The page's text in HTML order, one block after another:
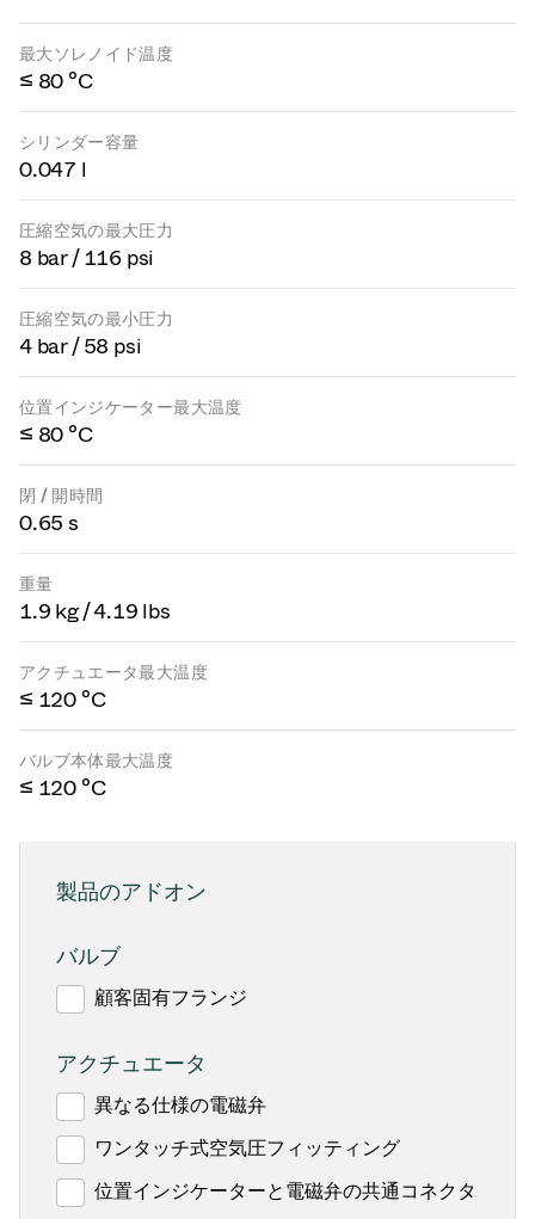
最大ソレノイド温度
≤ 80 °C
シリンダー容量
0.047 l
圧縮空気の最大圧力
8 bar / 116 psi
圧縮空気の最小圧力
4 bar / 58 psi
位置インジケーター最大温度
≤ 80 °C
閉 / 開時間
0.65 s
重量
1.9 kg / 4.19 lbs
アクチュエータ最大温度
≤ 120 °C
バルブ本体最大温度
≤ 120 °C
製品のアドオン
バルブ
顧客固有フランジ
アクチュエータ
異なる仕様の電磁弁
ワンタッチ式空気圧フィッティング
位置インジケーターと電磁弁の共通コネクタ